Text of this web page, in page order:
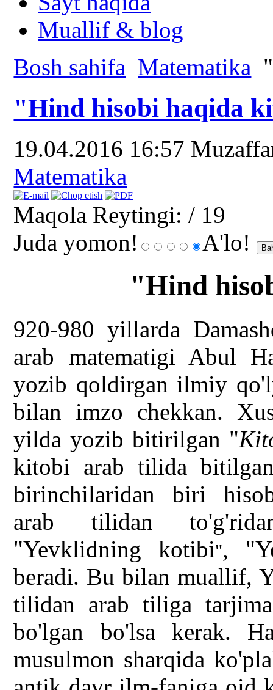
Muallif & blog
Bosh sahifa Matematika
"Hind hisobi haqida
19.04.2016 16:57
Matematika
Maqola Reytingi: / 19
Juda yomon!
A'lo!
"Hind
920-980 yillarda
arab matematigi Abul
yozib qoldirgan ilmiy
bilan imzo chekkan.
yilda yozib bitirilgan "
kitobi arab tilida
birinchilaridan biri
arab tilidan
"Yevklidning kotibi",
beradi. Bu bilan muallif,
tilidan arab tiliga
bo'lgan bo'lsa kerak.
musulmon sharqida